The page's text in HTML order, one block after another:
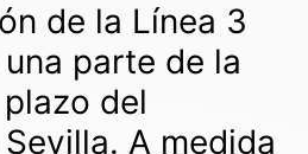
de la Línea 3
parte de la
del
A medida